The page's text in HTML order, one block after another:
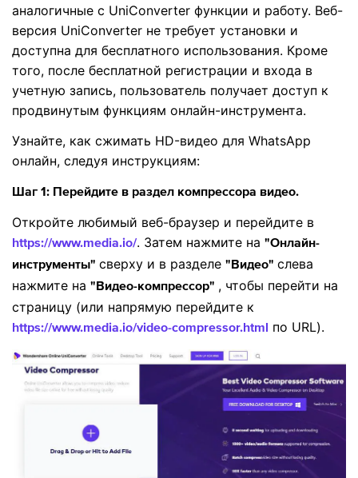
аналогичные с UniConverter функции и работу. Веб-
версия UniConverter не требует установки и
доступна для бесплатного использования. Кроме
того, после бесплатной регистрации и входа в
учетную запись, пользователь получает доступ к
продвинутым функциям онлайн-инструмента.
Узнайте, как сжимать HD-видео для WhatsApp
онлайн, следуя инструкциям:
Шаг 1: Перейдите в раздел компрессора видео.
Откройте любимый веб-браузер и перейдите в
https://www.media.io/. Затем нажмите на "Онлайн-
инструменты" сверху и в разделе "Видео" слева
нажмите на "Видео-компрессор" , чтобы перейти на
страницу (или напрямую перейдите к
https://www.media.io/video-compressor.html по URL).